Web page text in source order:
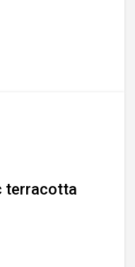
terracotta